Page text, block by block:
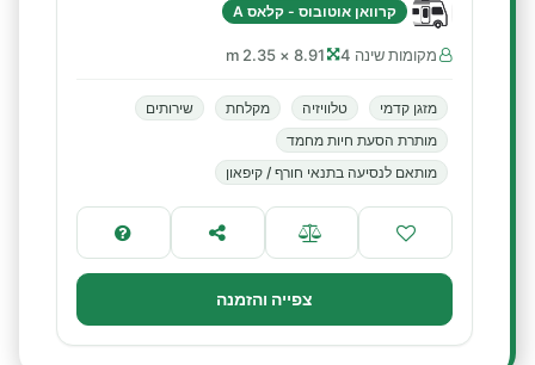
קרוואן אוטובוס - קלאס A
מקומות שינה 4 8.91 × 2.35 m
מזגן קדמי טלוויזיה מקלחת
שירותים
מותרת הסעת חיות מחמד
מותאם לנסיעה בתנאי חורף / קיפאון
צפייה והזמנה